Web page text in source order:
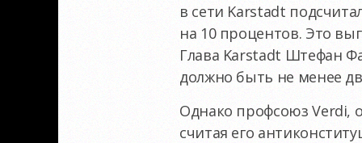
в сети Karstadt
на 10 процентов. Это
Глава Karstadt Штефан
должно быть не менее
Однако профсоюз Verdi,
считая его